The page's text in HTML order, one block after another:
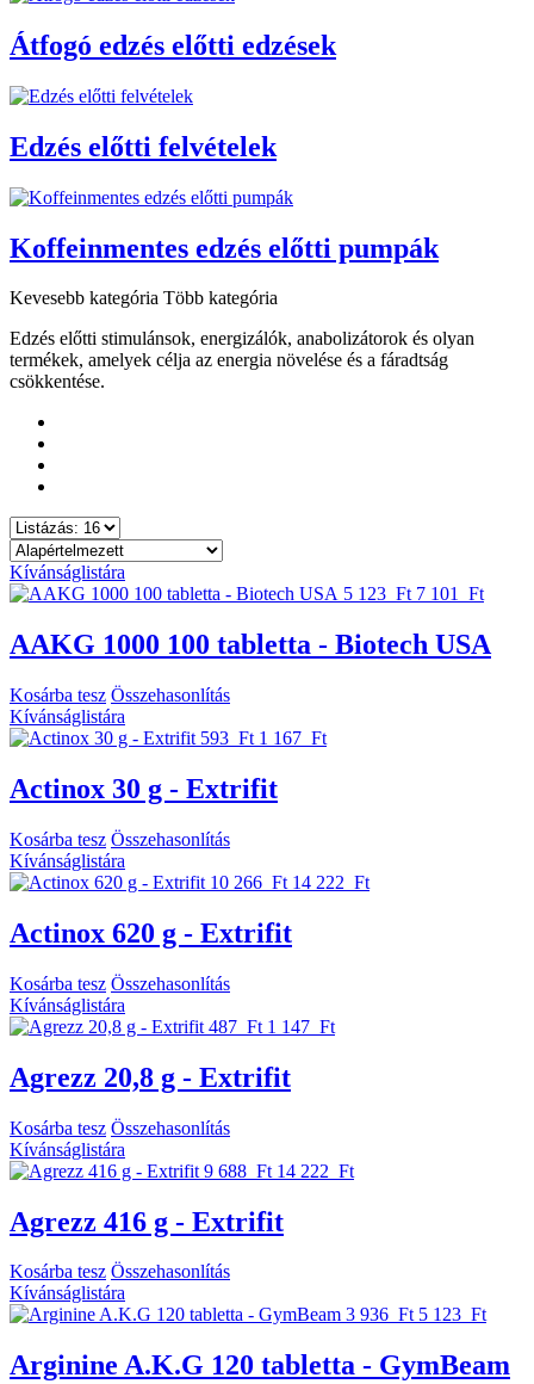
Átfogó edzés előtti edzések
Edzés előtti felvételek
Koffeinmentes edzés előtti pumpák
Kevesebb kategória Több kategória
Edzés előtti stimulánsok, energizálók, anabolizátorok és olyan
termékek, amelyek célja az energia növelése és a fáradtság
csökkentése.
Kívánságlistára
5 123 Ft 7 101 Ft
AAKG 1000 100 tabletta - Biotech USA
Kosárba tesz Összehasonlítás
Kívánságlistára
593 Ft 1 167 Ft
Actinox 30 g - Extrifit
Kosárba tesz Összehasonlítás
Kívánságlistára
10 266 Ft 14 222 Ft
Actinox 620 g - Extrifit
Kosárba tesz Összehasonlítás
Kívánságlistára
487 Ft 1 147 Ft
Agrezz 20,8 g - Extrifit
Kosárba tesz Összehasonlítás
Kívánságlistára
9 688 Ft 14 222 Ft
Agrezz 416 g - Extrifit
Kosárba tesz Összehasonlítás
Kívánságlistára
3 936 Ft 5 123 Ft
Arginine A.K.G 120 tabletta - GymBeam